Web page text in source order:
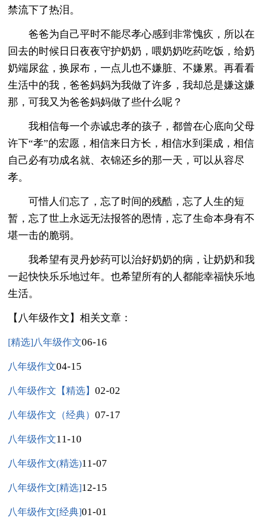
禁流下了热泪。
爸爸为自己平时不能尽孝心感到非常愧疚，所以在
回去的时候日日夜夜守护奶奶，喂奶奶吃药吃饭，给奶
奶端尿盆，换尿布，一点儿也不嫌脏、不嫌累。再看看
生活中的我，爸爸妈妈为我做了许多，我却总是嫌这嫌
那，可我又为爸爸妈妈做了些什么呢？
我相信每一个赤诚忠孝的孩子，都曾在心底向父母
许下“孝”的宏愿，相信来日方长，相信水到渠成，相信
自己必有功成名就、衣锦还乡的那一天，可以从容尽
孝。
可惜人们忘了，忘了时间的残酷，忘了人生的短
暂，忘了世上永远无法报答的恩情，忘了生命本身有不
堪一击的脆弱。
我希望有灵丹妙药可以治好奶奶的病，让奶奶和我
一起快快乐乐地过年。也希望所有的人都能幸福快乐地
生活。
【八年级作文】相关文章：
[精选]八年级作文06-16
八年级作文04-15
八年级作文【精选】02-02
八年级作文（经典）07-17
八年级作文11-10
八年级作文(精选)11-07
八年级作文[精选]12-15
八年级作文[经典]01-01